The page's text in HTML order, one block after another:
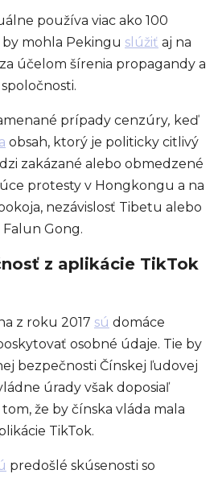
používa viac ako 100
by mohla Pekingu slúžiť aj na
účelom šírenia propagandy a
prípady cenzúry, keď
obsah, ktorý je politicky citlivý
zakázané alebo obmedzené
protesty v Hongkongu a na
nezávislosť Tibetu alebo
Gong.
z aplikácie TikTok
z roku 2017 sú domáce
osobné údaje. Tie by
bezpečnosti Čínskej ľudovej
úrady však doposiaľ
že by čínska vláda mala
TikTok.
predošlé skúsenosti so